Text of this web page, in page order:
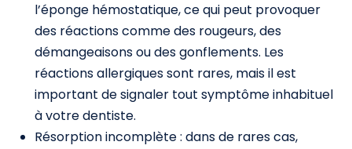
l’éponge hémostatique, ce qui peut provoquer
des réactions comme des rougeurs, des
démangeaisons ou des gonflements. Les
réactions allergiques sont rares, mais il est
important de signaler tout symptôme inhabituel
à votre dentiste.
Résorption incomplète : dans de rares cas,